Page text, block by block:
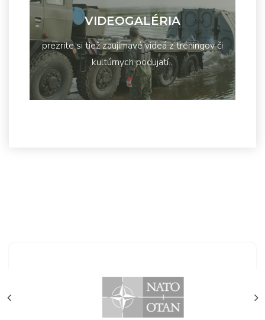
VIDEOGALÉRIA
prezrite si tiež zaujímavé videá z tréningov či
kultúrnych podujatí...